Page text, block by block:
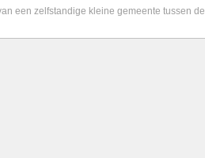
een zelfstandige kleine gemeente tussen de